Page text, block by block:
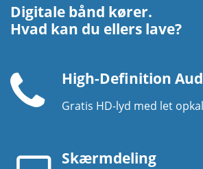
Digitale bånd kører.
Hvad kan du ellers lave?
High-Definition
Gratis HD-lyd med let
Skærmdeling